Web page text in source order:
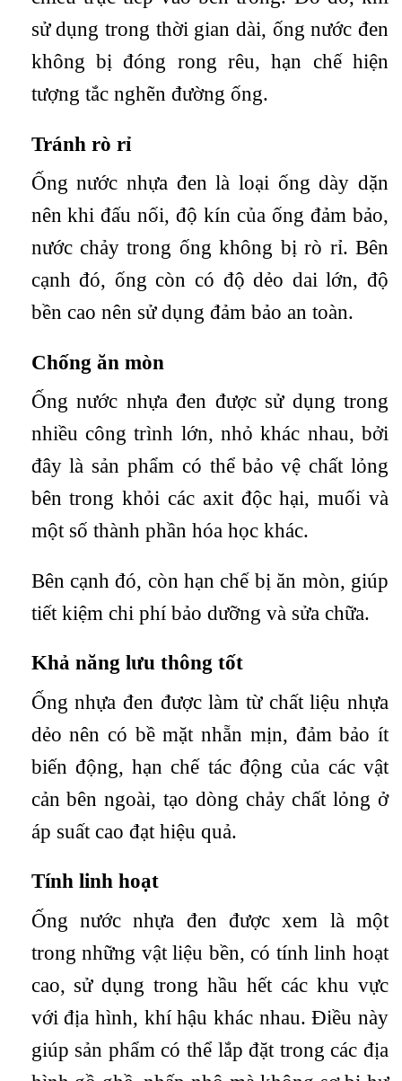
sử dụng trong thời gian dài, ống nước đen
không bị đóng rong rêu, hạn chế hiện
tượng tắc nghẽn đường ống.
Tránh rò rỉ
Ống nước nhựa đen là loại ống dày dặn
nên khi đấu nối, độ kín của ống đảm bảo,
nước chảy trong ống không bị rò rỉ. Bên
cạnh đó, ống còn có độ dẻo dai lớn, độ
bền cao nên sử dụng đảm bảo an toàn.
Chống ăn mòn
Ống nước nhựa đen được sử dụng trong
nhiều công trình lớn, nhỏ khác nhau, bởi
đây là sản phẩm có thể bảo vệ chất lỏng
bên trong khỏi các axit độc hại, muối và
một số thành phần hóa học khác.
Bên cạnh đó, còn hạn chế bị ăn mòn, giúp
tiết kiệm chi phí bảo dưỡng và sửa chữa.
Khả năng lưu thông tốt
Ống nhựa đen được làm từ chất liệu nhựa
dẻo nên có bề mặt nhẵn mịn, đảm bảo ít
biến động, hạn chế tác động của các vật
cản bên ngoài, tạo dòng chảy chất lỏng ở
áp suất cao đạt hiệu quả.
Tính linh hoạt
Ống nước nhựa đen được xem là một
trong những vật liệu bền, có tính linh hoạt
cao, sử dụng trong hầu hết các khu vực
với địa hình, khí hậu khác nhau. Điều này
giúp sản phẩm có thể lắp đặt trong các địa